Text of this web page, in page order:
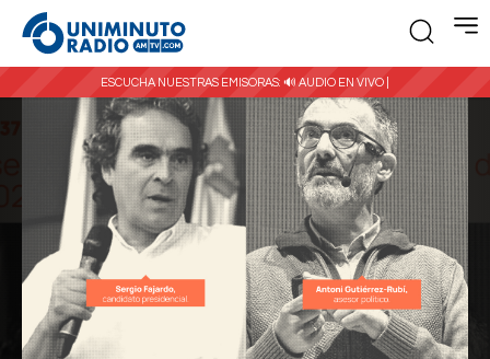
ESCUCHA NUESTRAS EMISORAS: 🔊 AUDIO EN VIVO |